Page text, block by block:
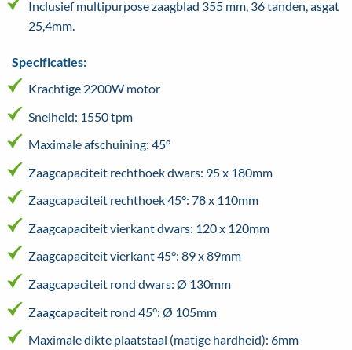
Inclusief multipurpose zaagblad 355 mm, 36 tanden, asgat
25,4mm.
Specificaties:
Krachtige 2200W motor
Snelheid: 1550 tpm
Maximale afschuining: 45°
Zaagcapaciteit rechthoek dwars: 95 x 180mm
Zaagcapaciteit rechthoek 45°: 78 x 110mm
Zaagcapaciteit vierkant dwars: 120 x 120mm
Zaagcapaciteit vierkant 45°: 89 x 89mm
Zaagcapaciteit rond dwars: Ø 130mm
Zaagcapaciteit rond 45°: Ø 105mm
Maximale dikte plaatstaal (matige hardheid): 6mm